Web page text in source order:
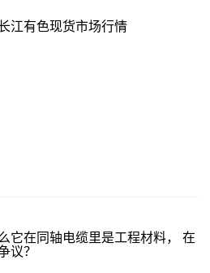
江有色现货市场行情
它在同轴电缆里是工程材料， 在
议？